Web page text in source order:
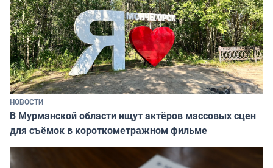
НОВОСТИ
В Мурманской области ищут актёров массовых сцен
для съёмок в короткометражном фильме